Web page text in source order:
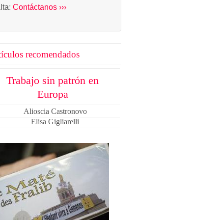
Contáctanos ›››
recomendados
Trabajo sin patrón en
Europa
Alioscia Castronovo
Elisa Gigliarelli